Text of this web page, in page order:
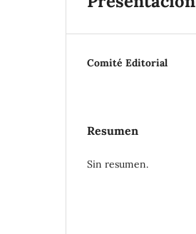
Comité Editorial
Resumen
Sin resumen.